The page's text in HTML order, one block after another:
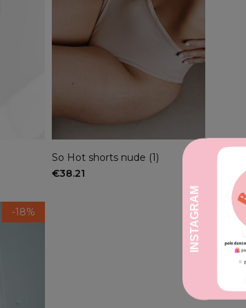
So Hot shorts nude (1)
€38.21
-18%